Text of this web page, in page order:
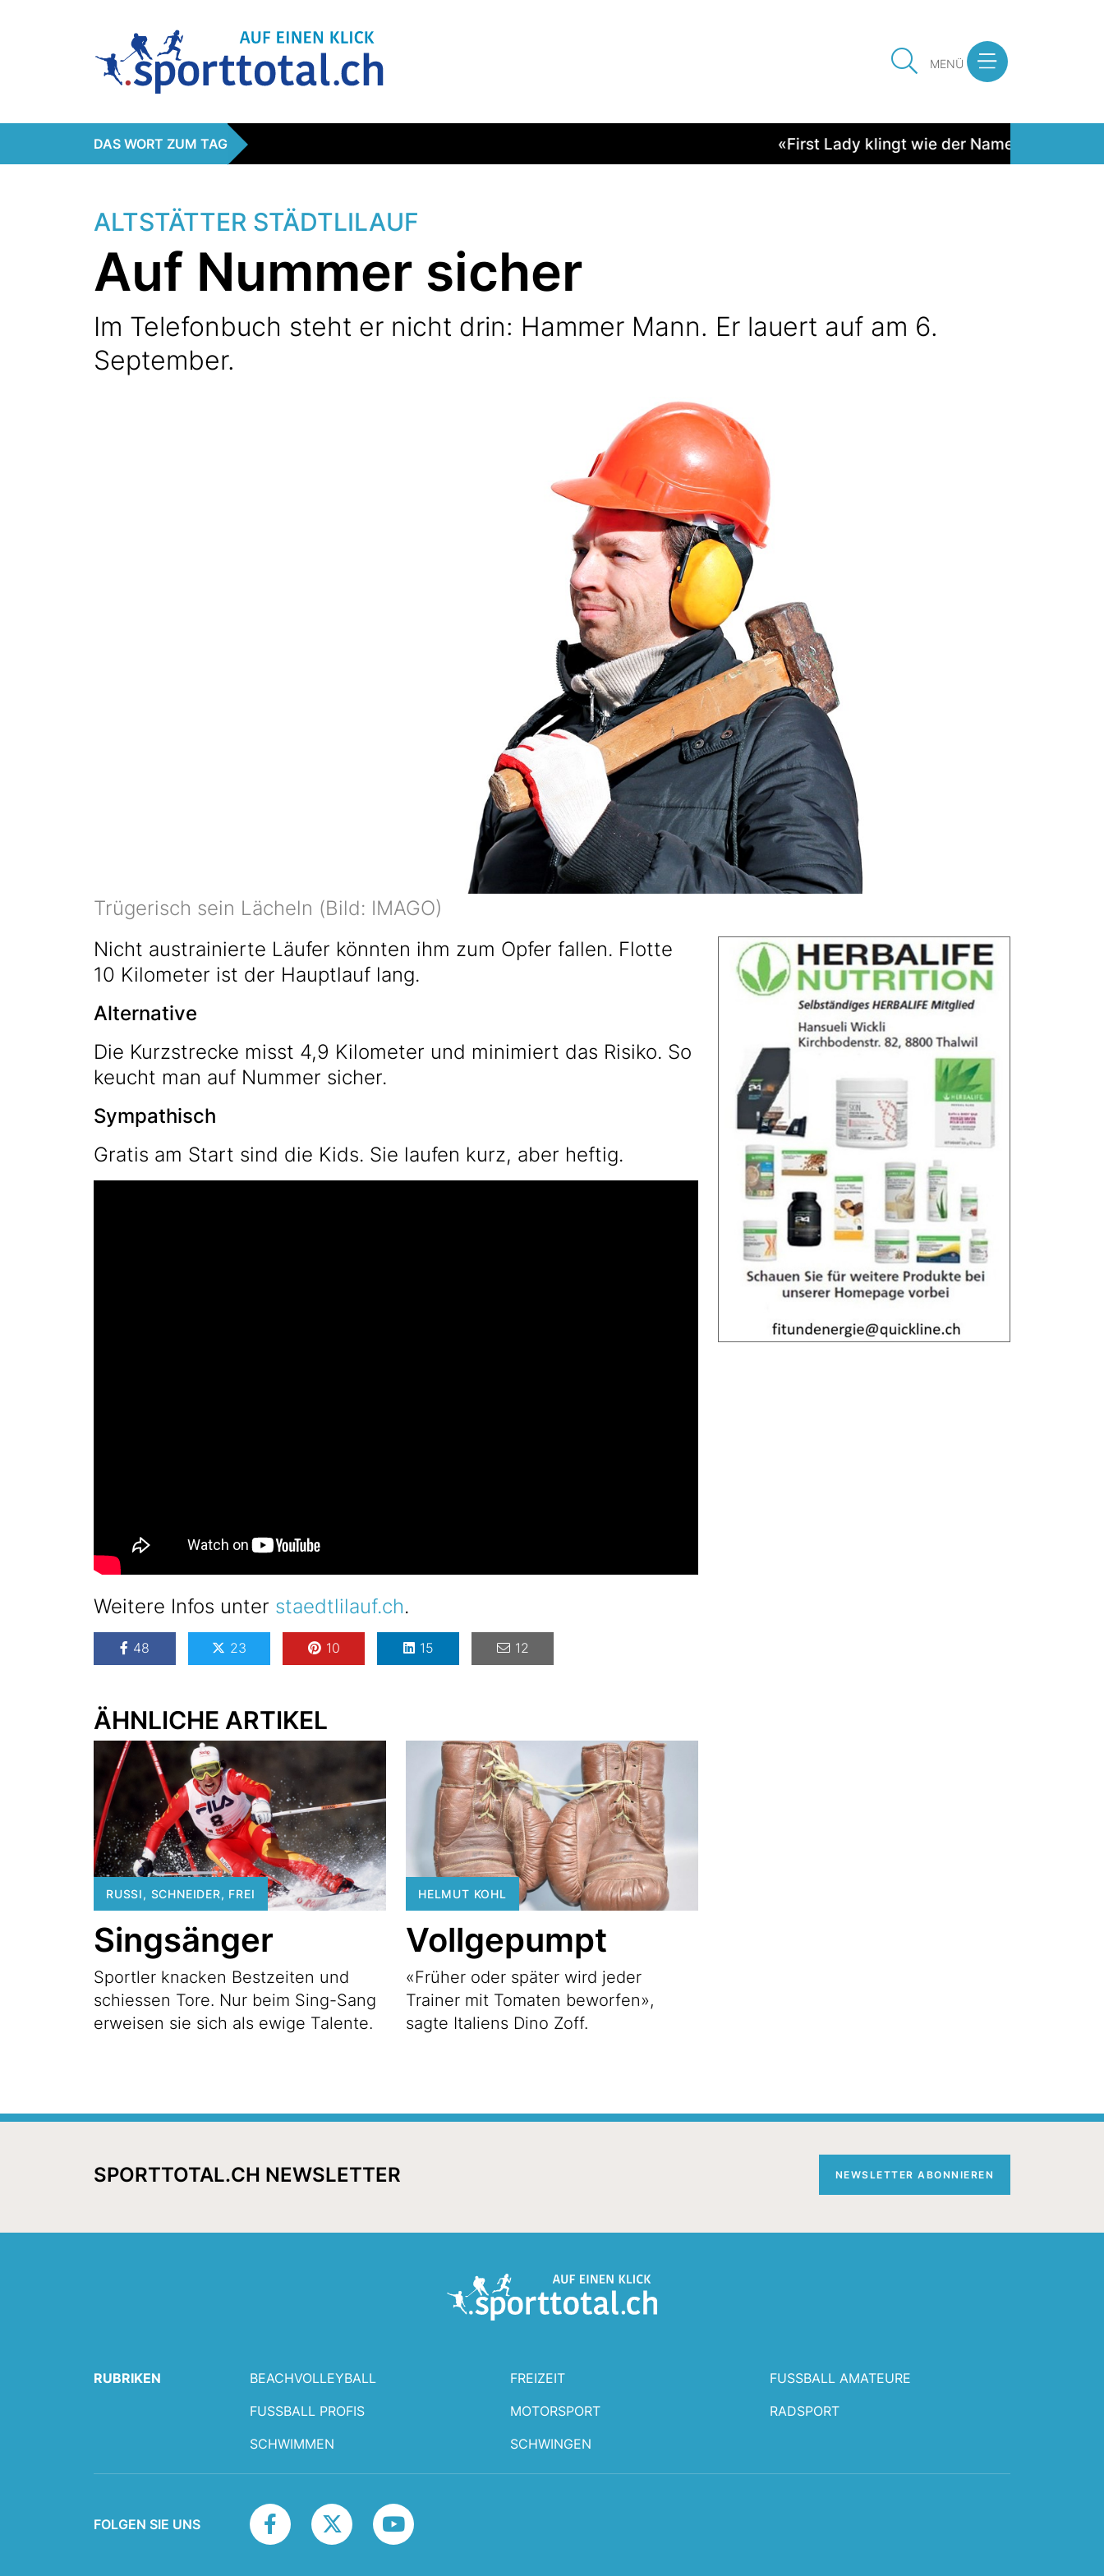
MENÜ
DAS WORT ZUM TAG «First Lady klingt wie der Name eines
ALTSTÄTTER STÄDTLILAUF
Auf Nummer sicher
Im Telefonbuch steht er nicht drin: Hammer Mann. Er lauert auf am 6.
September.
Trügerisch sein Lächeln (Bild: IMAGO)
Nicht austrainierte Läufer könnten ihm zum Opfer fallen. Flotte
10 Kilometer ist der Hauptlauf lang.
Alternative
Die Kurzstrecke misst 4,9 Kilometer und minimiert das Risiko. So
keucht man auf Nummer sicher.
Sympathisch
Gratis am Start sind die Kids. Sie laufen kurz, aber heftig.
Weitere Infos unter staedtlilauf.ch.
48 23 10 15 12
ÄHNLICHE ARTIKEL
RUSSI, SCHNEIDER, FREI
Singsänger
Sportler knacken Bestzeiten und
schiessen Tore. Nur beim Sing-Sang
erweisen sie sich als ewige Talente.
HELMUT KOHL
Vollgepumpt
«Früher oder später wird jeder
Trainer mit Tomaten beworfen»,
sagte Italiens Dino Zoff.
SPORTTOTAL.CH NEWSLETTER NEWSLETTER ABONNIEREN
RUBRIKEN BEACHVOLLEYBALL FREIZEIT
FUSSBALL AMATEURE
FUSSBALL PROFIS
MOTORSPORT
RADSPORT
SCHWIMMEN
SCHWINGEN
FOLGEN SIE UNS